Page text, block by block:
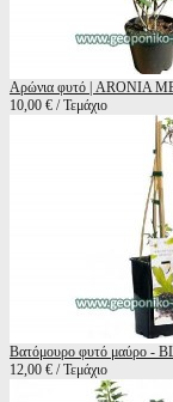
Αρώνια φυτό | ARONIA
10,00 € / Τεμάχιο
Βατόμουρο φυτό μαύρο -
12,00 € / Τεμάχιο